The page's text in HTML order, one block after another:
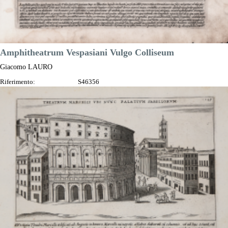
Amphitheatrum Vespasiani Vulgo Colliseum
Giacomo LAURO
Riferimento:
S46356
1615 ca.
Luogo di Stampa:
Roma
250,00 €
DESCRIZIONE